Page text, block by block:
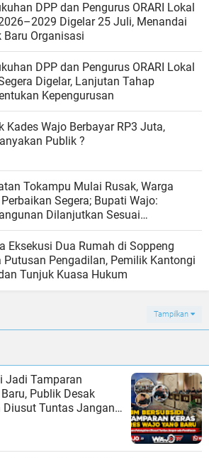
DPP dan Pengurus ORARI Lokal
Digelar 25 Juli, Menandai
Baru Organisasi
DPP dan Pengurus ORARI Lokal
Digelar, Lanjutan Tahap
Kepengurusan
Kades Wajo Berbayar RP3 Juta,
Publik ?
Tokampu Mulai Rusak, Warga
Segera; Bupati Wajo:
Dilanjutkan Sesuai
Anggaran
Eksekusi Dua Rumah di Soppeng
Putusan Pengadilan, Pemilik Kantongi
Tunjuk Kuasa Hukum
Tampilkan
Jadi Tamparan
Publik Desak
Diusut Tuntas Jangan